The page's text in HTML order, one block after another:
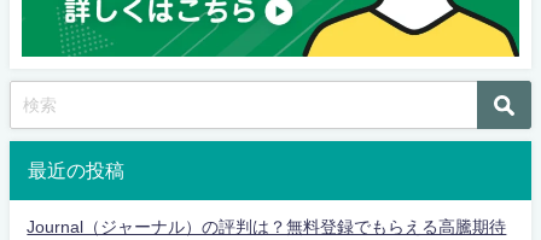
最近の投稿
Journal（ジャーナル）の評判は？無料登録でもらえる高騰期待